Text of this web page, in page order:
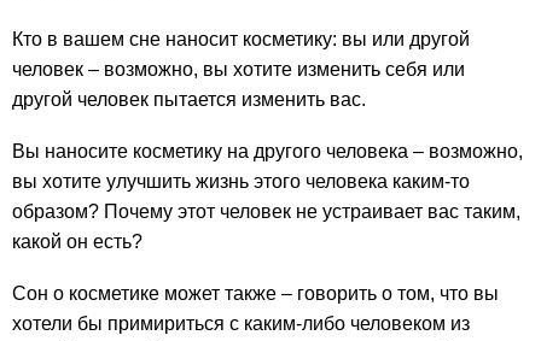
Кто в вашем сне наносит косметику: вы или другой
человек – возможно, вы хотите изменить себя или
другой человек пытается изменить вас.
Вы наносите косметику на другого человека – возможно,
вы хотите улучшить жизнь этого человека каким-то
образом? Почему этот человек не устраивает вас таким,
какой он есть?
Сон о косметике может также – говорить о том, что вы
хотели бы примириться с каким-либо человеком из